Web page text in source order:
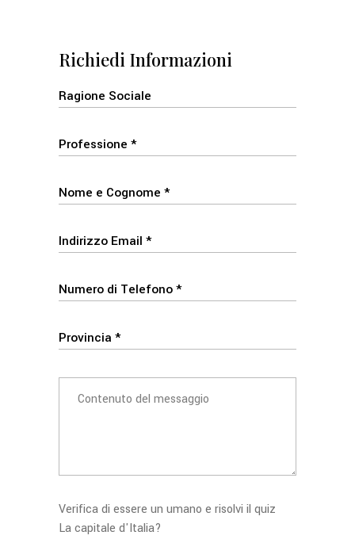
Richiedi Informazioni
Verifica di essere un umano e risolvi il quiz
La capitale d'Italia?